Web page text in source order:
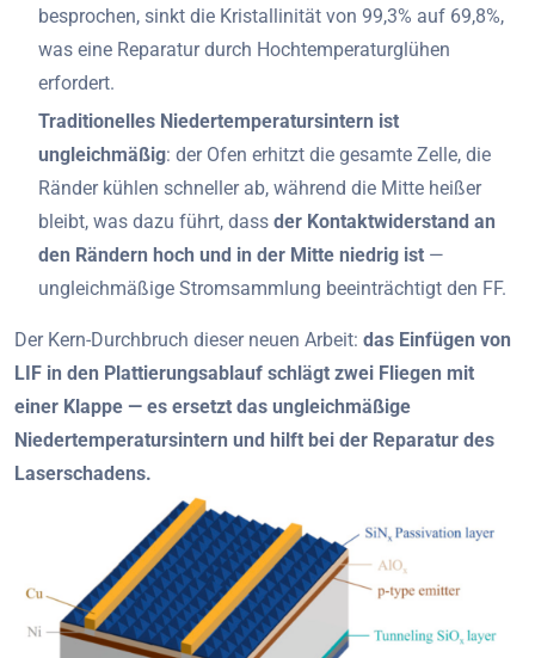
besprochen, sinkt die Kristallinität von 99,3% auf 69,8%,
was eine Reparatur durch Hochtemperaturglühen
erfordert.
Traditionelles Niedertemperatursintern ist
ungleichmäßig: der Ofen erhitzt die gesamte Zelle, die
Ränder kühlen schneller ab, während die Mitte heißer
bleibt, was dazu führt, dass der Kontaktwiderstand an
den Rändern hoch und in der Mitte niedrig ist —
ungleichmäßige Stromsammlung beeinträchtigt den FF.
Der Kern-Durchbruch dieser neuen Arbeit: das Einfügen von
LIF in den Plattierungsablauf schlägt zwei Fliegen mit
einer Klappe — es ersetzt das ungleichmäßige
Niedertemperatursintern und hilft bei der Reparatur des
Laserschadens.